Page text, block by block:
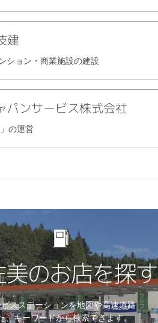
建
ション・商業施設の建設
パンサービス株式会社
の運営
のお店を探す
スステーションを地図や高速道路
、キーワードから検索できます。